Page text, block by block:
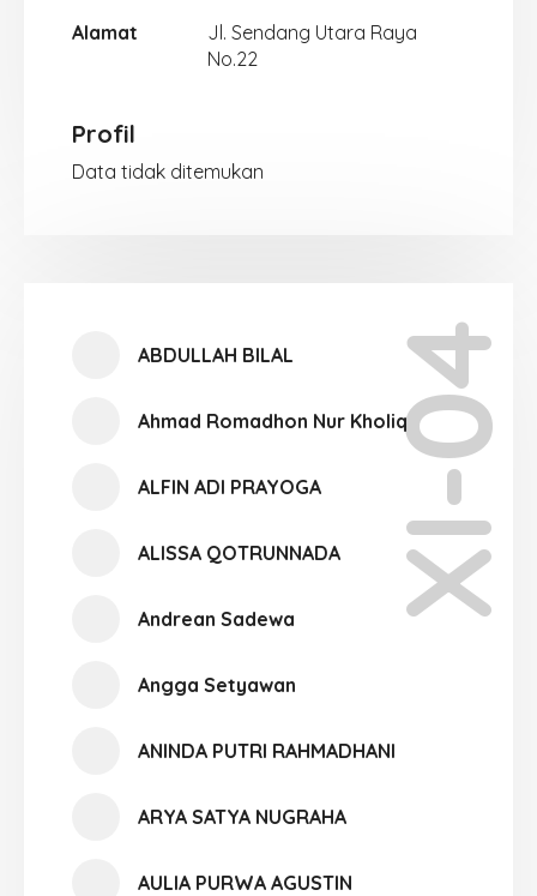
Alamat
Jl. Sendang Utara Raya
No.22
Profil
Data tidak ditemukan
XI-04
ABDULLAH BILAL
Ahmad Romadhon Nur Kholiq
ALFIN ADI PRAYOGA
ALISSA QOTRUNNADA
Andrean Sadewa
Angga Setyawan
ANINDA PUTRI RAHMADHANI
ARYA SATYA NUGRAHA
AULIA PURWA AGUSTIN